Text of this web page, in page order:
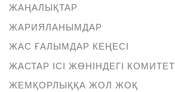
ЖАҢАЛЫҚТАР
ЖАРИЯЛАНЫМДАР
ЖАС ҒАЛЫМДАР КЕҢЕСІ
ЖАСТАР ІСІ ЖӨНІНДЕГІ КОМИТЕТ
ЖЕМҚОРЛЫҚҚА ЖОЛ ЖОҚ